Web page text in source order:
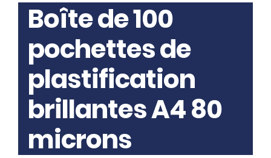
Boîte de 100
pochettes de
plastification
brillantes A4 80
microns